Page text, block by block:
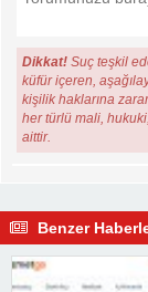
Dikkat! Suç teşkil
küfür içeren,
kişilik haklarına
her türlü mali,
aittir.
Benzer